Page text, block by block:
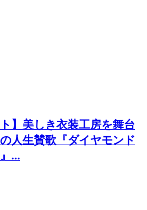
】美しき衣装工房を舞台
人生賛歌『ダイヤモンド
...